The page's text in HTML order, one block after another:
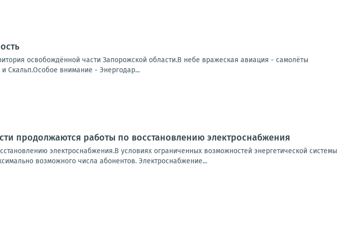
освобождённой части Запорожской области.В небе вражеская авиация - самолёты
внимание - Энергодар...
продолжаются работы по восстановлению электроснабжения
электроснабжения.В условиях ограниченных возможностей энергетической системы
возможного числа абонентов. Электроснабжение...